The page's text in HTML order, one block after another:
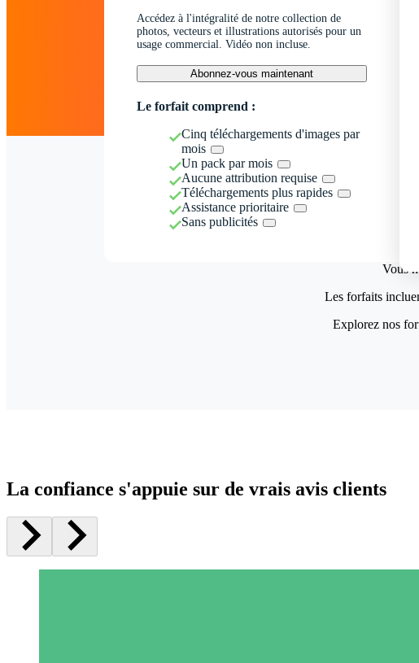
Accédez à l'intégralité de notre collection de
photos, vecteurs et illustrations autorisés pour un
usage commercial. Vidéo non incluse.
Abonnez-vous maintenant
Le forfait comprend :
Cinq téléchargements d'images par
mois
Un pack par mois
Aucune attribution requise
Téléchargements plus rapides
Assistance prioritaire
Sans publicités
Vous
Les forfaits
Explorez nos
La confiance s'appuie sur de vrais avis clients